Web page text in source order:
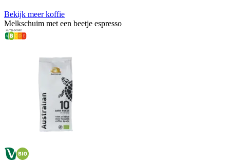
Bekijk meer koffie
Melkschuim met een beetje espresso